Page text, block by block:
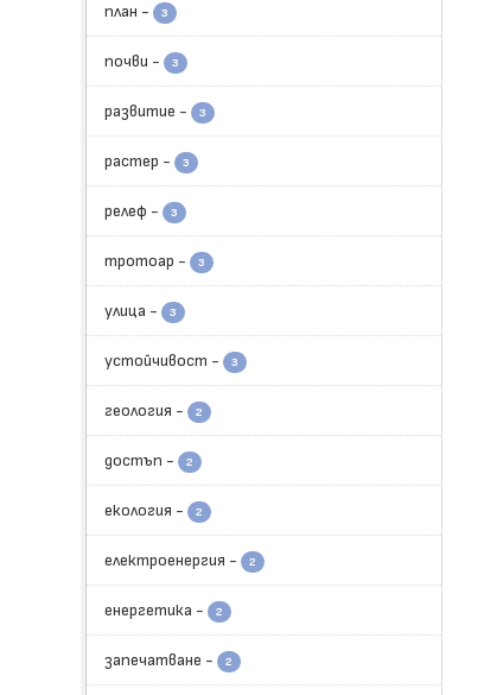
план - 3
почви - 3
развитие - 3
растер - 3
релеф - 3
тротоар - 3
улица - 3
устойчивост - 3
геология - 2
достъп - 2
екология - 2
електроенергия - 2
енергетика - 2
запечатване - 2